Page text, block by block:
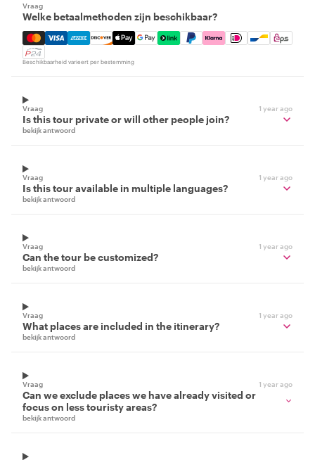
Vraag
Welke betaalmethoden zijn beschikbaar?
Mastercard, Visa, Amex, Discover, Apple Pay, Google
Beschikbaarheid varieert per bestemming
Vraag 1 year ago
Is this tour private or will other people join?
bekijk antwoord
Vraag 1 year ago
Is this tour available in multiple languages?
bekijk antwoord
Vraag 1 year ago
Can the tour be customized?
bekijk antwoord
Vraag 1 year ago
What places are included in the itinerary?
bekijk antwoord
Vraag 1 year ago
Can we exclude places we have already visited or
focus on less touristy areas?
bekijk antwoord